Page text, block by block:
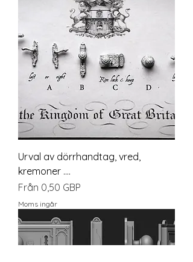
Urval av dörrhandtag, vred,
kremoner ....
Från 0,50 GBP
Reapris
Moms ingår